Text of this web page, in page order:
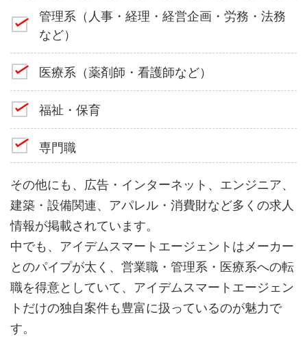
管理系（人事・経理・経営企画・労務・法務
など）
医療系（薬剤師・看護師など）
福祉・保育
専門職
その他にも、広告・インターネット、エンジニア、
建築・設備関連、アパレル・消費財など多くの求人
情報が掲載されています。
中でも、アイデムスマートエージェントはメーカー
とのパイプが太く、営業職・管理系・医療系への転
職を得意としていて、アイデムスマートエージェン
トだけの独自案件も豊富に扱っているのが魅力で
す。